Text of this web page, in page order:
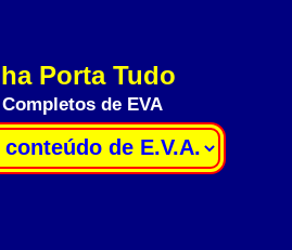
Porta Tudo
de EVA